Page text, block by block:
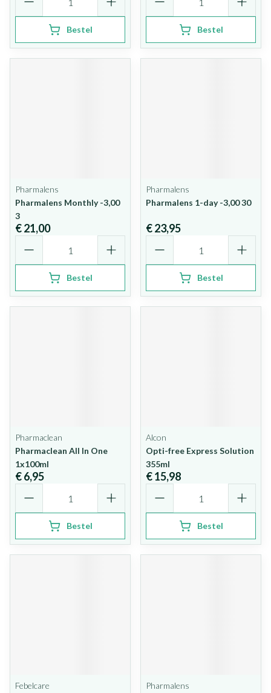
Bestel Bestel
Pharmalens
Pharmalens Monthly -3,00
3
€ 21,00
Bestel
Pharmalens
Pharmalens 1-day -3,00 30
€ 23,95
Bestel
Pharmaclean
Pharmaclean All In One
1x100ml
€ 6,95
Bestel
Alcon
Opti-free Express Solution
355ml
€ 15,98
Bestel
Febelcare
Pharmalens